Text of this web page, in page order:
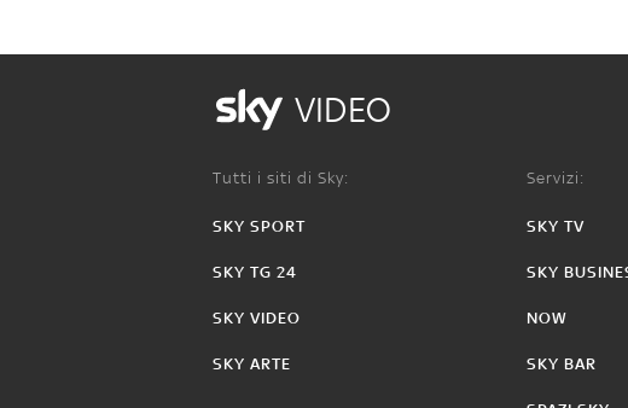
VIDEO
Tutti i siti di Sky:
SKY SPORT
SKY TG 24
SKY VIDEO
SKY ARTE
Servizi:
SKY TV
SKY
NOW
SKY BAR